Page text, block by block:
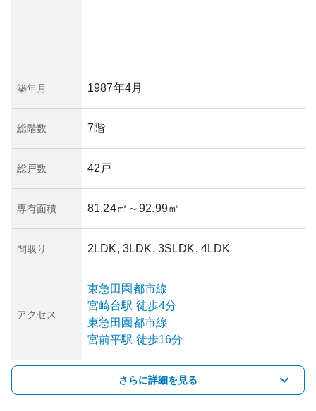
築年月 1987年4月
総階数 7階
総戸数 42戸
専有面積 81.24㎡ ～92.99㎡
間取り 2LDK, 3LDK, 3SLDK, 4LDK
アクセス
東急田園都市線
宮崎台駅 徒歩4分
東急田園都市線
宮前平駅 徒歩16分
さらに詳細を見る